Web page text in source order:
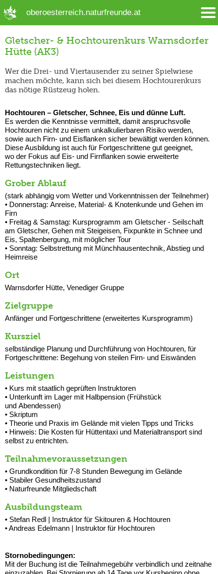
oberoesterreich.naturfreunde.at
Gletscher- & Hochtourenkurs Warnsdorfer
Hütte (AK3)
Wer die Drei- und Viertausender zu seiner Spielwiese
machen möchte, kann sich bei diesem Hochtourenkurs
das nötige Rüstzeug holen.
Hochtouren – Gletscher, Schnee, Eis und dünne Luft.
Es werden die Kenntnisse vermittelt, damit anspruchsvolle
Hochtouren nicht zu einem unkalkulierbaren Risiko werden,
sowie auch Firn- und Eisflanken sicher bewältigt werden können.
Diese Ausbildung ist auch für Fortgeschrittene gut geeignet,
wo der Fokus auf Eis- und Firnflanken sowie erweiterte
Rettungstechniken liegt.
Grober Ablauf
(stark abhängig vom Wetter und Vorkenntnissen der Teilnehmer)
• Donnerstag: Anreise, Material- & Knotenkunde und Gehen im
Firn
• Freitag & Samstag: Kursprogramm am Gletscher - Seilschaft
am Gletscher, Gehen mit Steigeisen, Fixpunkte in Schnee und
Eis, Spaltenbergung, mit möglicher Tour
• Sonntag: Selbstrettung mit Münchhausentechnik, Abstieg und
Heimreise
Ort
Warnsdorfer Hütte, Venediger Gruppe
Zielgruppe
Anfänger und Fortgeschrittene (erweitertes Kursprogramm)
Kursziel
selbständige Planung und Durchführung von Hochtouren, für
Fortgeschrittene: Begehung von steilen Firn- und Eiswänden
Leistungen
• Kurs mit staatlich geprüften Instruktoren
• Unterkunft im Lager mit Halbpension (Frühstück
und Abendessen)
• Skriptum
• Theorie und Praxis im Gelände mit vielen Tipps und Tricks
• Hinweis: Die Kosten für Hüttentaxi und Materialtransport sind
selbst zu entrichten.
Teilnahmevoraussetzungen
• Grundkondition für 7-8 Stunden Bewegung im Gelände
• Stabiler Gesundheitszustand
• Naturfreunde Mitgliedschaft
Ausbildungsteam
• Stefan Redl | Instruktor für Skitouren & Hochtouren
• Andreas Edelmann | Instruktor für Hochtouren
Stornobedingungen:
Mit der Buchung ist die Teilnahmegebühr verbindlich und zeitnahe